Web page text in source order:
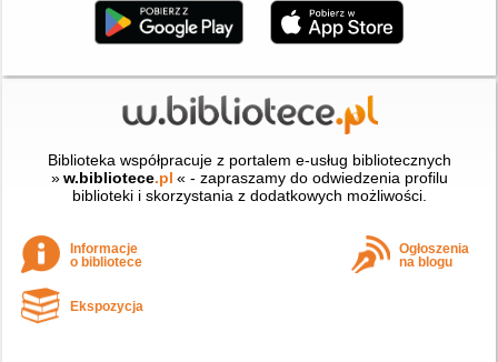
Biblioteka współpracuje z portalem e-usług bibliotecznych
» w.bibliotece.pl « - zapraszamy do odwiedzenia profilu
biblioteki i skorzystania z dodatkowych możliwości.
Informacje
o bibliotece
Ogłoszenia
na blogu
Ekspozycja